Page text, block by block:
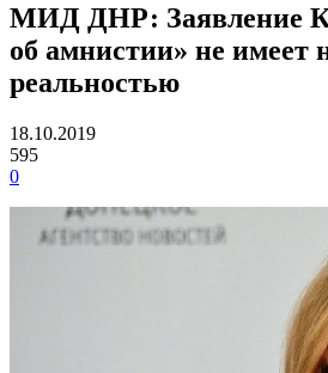
МИД ДНР: Заявление
об амнистии» не имеет
реальностью
18.10.2019
595
0